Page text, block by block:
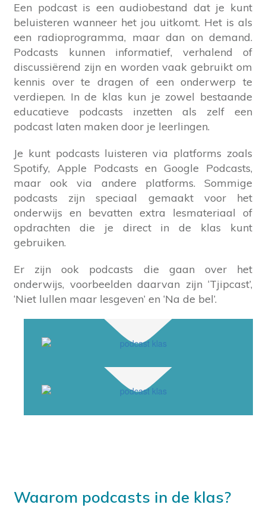
Een podcast is een audiobestand dat je kunt
beluisteren wanneer het jou uitkomt. Het is als
een radioprogramma, maar dan on demand.
Podcasts kunnen informatief, verhalend of
discussiërend zijn en worden vaak gebruikt om
kennis over te dragen of een onderwerp te
verdiepen. In de klas kun je zowel bestaande
educatieve podcasts inzetten als zelf een
podcast laten maken door je leerlingen.
Je kunt podcasts luisteren via platforms zoals
Spotify, Apple Podcasts en Google Podcasts,
maar ook via andere platforms. Sommige
podcasts zijn speciaal gemaakt voor het
onderwijs en bevatten extra lesmateriaal of
opdrachten die je direct in de klas kunt
gebruiken.
Er zijn ook podcasts die gaan over het
onderwijs, voorbeelden daarvan zijn ‘Tjipcast’,
‘Niet lullen maar lesgeven’ en ‘Na de bel’.
Waarom podcasts in de klas?